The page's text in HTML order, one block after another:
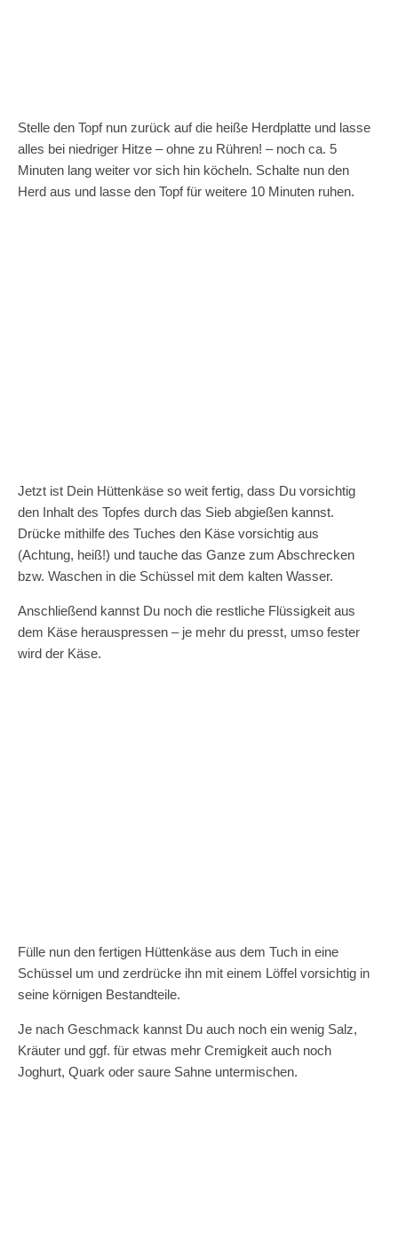
Stelle den Topf nun zurück auf die heiße Herdplatte und lasse
alles bei niedriger Hitze – ohne zu Rühren! – noch ca. 5
Minuten lang weiter vor sich hin köcheln. Schalte nun den
Herd aus und lasse den Topf für weitere 10 Minuten ruhen.
Jetzt ist Dein Hüttenkäse so weit fertig, dass Du vorsichtig
den Inhalt des Topfes durch das Sieb abgießen kannst.
Drücke mithilfe des Tuches den Käse vorsichtig aus
(Achtung, heiß!) und tauche das Ganze zum Abschrecken
bzw. Waschen in die Schüssel mit dem kalten Wasser.
Anschließend kannst Du noch die restliche Flüssigkeit aus
dem Käse herauspressen – je mehr du presst, umso fester
wird der Käse.
Fülle nun den fertigen Hüttenkäse aus dem Tuch in eine
Schüssel um und zerdrücke ihn mit einem Löffel vorsichtig in
seine körnigen Bestandteile.
Je nach Geschmack kannst Du auch noch ein wenig Salz,
Kräuter und ggf. für etwas mehr Cremigkeit auch noch
Joghurt, Quark oder saure Sahne untermischen.